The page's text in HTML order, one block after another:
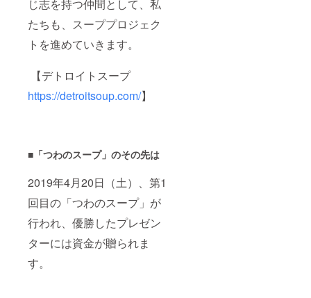
じ志を持つ仲間として、私
たちも、スーププロジェク
トを進めていきます。
【デトロイトスープ
https://detroitsoup.com/】
■「つわのスープ」のその先は
2019年4月20日（土）、第1
回目の「つわのスープ」が
行われ、優勝したプレゼン
ターには資金が贈られま
す。